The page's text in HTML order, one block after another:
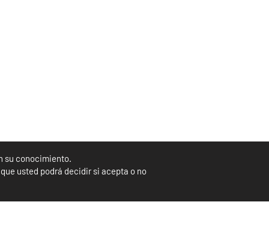
su conocimiento.
usted podrá decidir si acepta o no